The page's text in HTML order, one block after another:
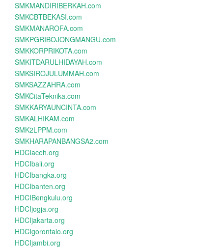
SMKMANDIRIBERKAH.com
SMKCBTBEKASI.com
SMKMANAROFA.com
SMKPGRIBOJONGMANGU.com
SMKKORPRIKOTA.com
SMKITDARULHIDAYAH.com
SMKSIROJULUMMAH.com
SMKSAZZAHRA.com
SMKCitaTeknika.com
SMKKARYAUNCINTA.com
SMKALHIKAM.com
SMK2LPPM.com
SMKHARAPANBANGSA2.com
HDCIaceh.org
HDCIbali.org
HDCIbangka.org
HDCIbanten.org
HDCIBengkulu.org
HDCIjogja.org
HDCIjakarta.org
HDCIgorontalo.org
HDCIjambi.org